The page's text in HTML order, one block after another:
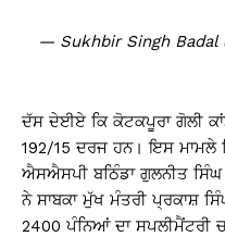
— Sukhbir Singh Badal
ਦੱਸ ਦੇਈਏ ਕਿ ਕੋਟਕਪੂਰਾ ਗੋਲੀ
192/15 ਦਰਜ ਹਨ। ਇਸ ਮਾਮਲੇ
ਐਸਐਸਪੀ ਬਠਿੰਡਾ ਗੁਲਨੀਤ
ਨੇ ਸਾਬਕਾ ਮੁੱਖ ਮੰਤਰੀ ਪ੍ਰਕਾਸ਼
2400 ਪੰਨਿਆਂ ਦਾ ਸਪਲੀਮੈਂਟਰੀ